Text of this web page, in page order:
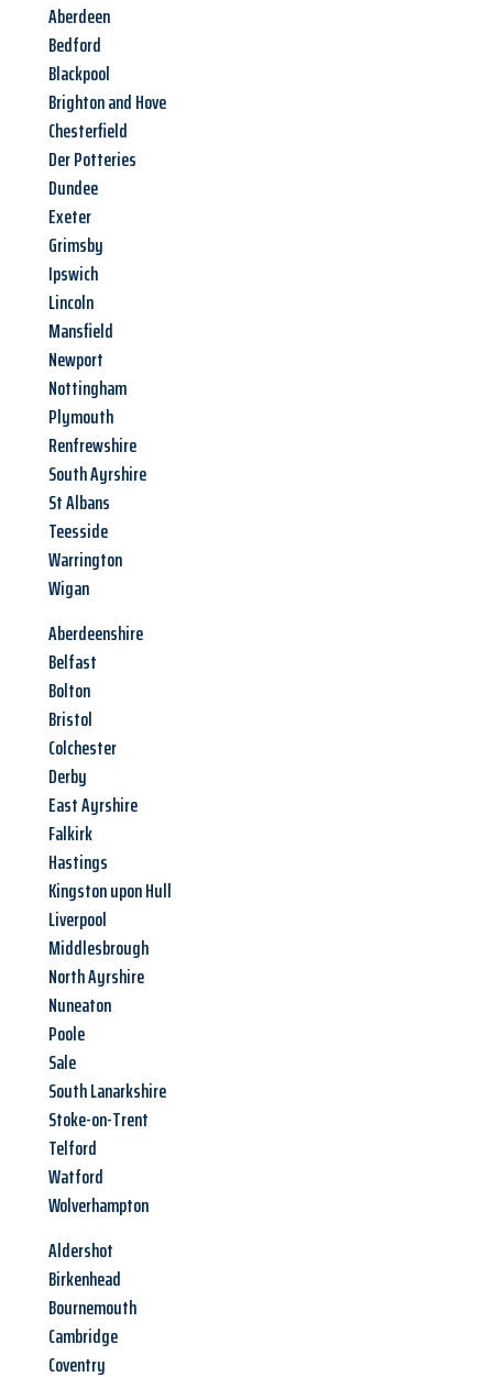
Aberdeen
Bedford
Blackpool
Brighton and Hove
Chesterfield
Der Potteries
Dundee
Exeter
Grimsby
Ipswich
Lincoln
Mansfield
Newport
Nottingham
Plymouth
Renfrewshire
South Ayrshire
St Albans
Teesside
Warrington
Wigan
Aberdeenshire
Belfast
Bolton
Bristol
Colchester
Derby
East Ayrshire
Falkirk
Hastings
Kingston upon Hull
Liverpool
Middlesbrough
North Ayrshire
Nuneaton
Poole
Sale
South Lanarkshire
Stoke-on-Trent
Telford
Watford
Wolverhampton
Aldershot
Birkenhead
Bournemouth
Cambridge
Coventry